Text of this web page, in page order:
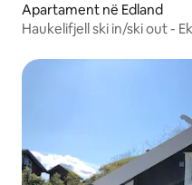
Apartament në Edland
Haukelifjell ski in/ski out -